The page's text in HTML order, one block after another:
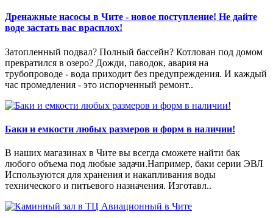
Дренажные насосы в Чите - новое поступление! Не дайте
воде застать вас врасплох!
Затопленный подвал? Полный бассейн? Котлован под домом
превратился в озеро? Дожди, паводок, авария на
трубопроводе - вода приходит без предупреждения. И каждый
час промедления - это испорченный ремонт..
Баки и емкости любых размеров и форм в наличии!
В наших магазинах в Чите вы всегда сможете найти бак
любого объема под любые задачи.Например, баки серии ЭВЛ
Используются для хранения и накапливания воды
технического и питьевого назначения. Изготавл..